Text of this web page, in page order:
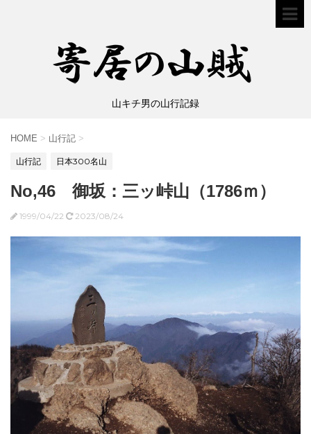
山キチ男の山行記録
HOME > 山行記 >
山行記 日本300名山
No,46 御坂：三ッ峠山（1786ｍ）
1999/04/22 2023/08/24